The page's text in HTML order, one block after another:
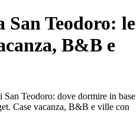
San Teodoro: le
B&B e
Teodoro: dove dormire in base
Case vacanza, B&B e ville con